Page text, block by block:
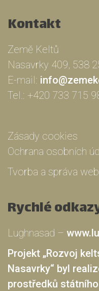
Kontakt
Země Keltů
Nasavrky 409, 538
E-mail:
Tel.: +420 733 715
Zásady cookies
Ochrana osobních
Tvorba a správa
Rychlé
Lughnasad –
Projekt „Rozvoj
Nasavrky“ byl
prostředků